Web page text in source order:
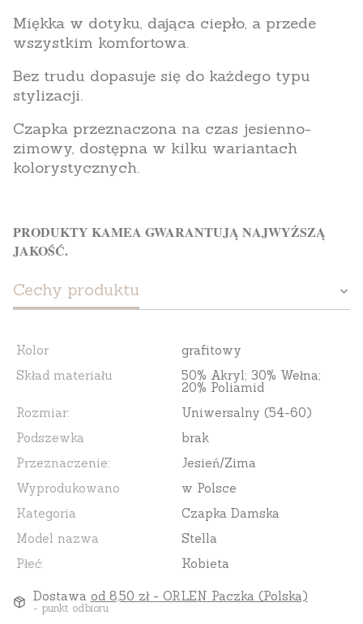
Miękka w dotyku, dająca ciepło, a przede
wszystkim komfortowa.
Bez trudu dopasuje się do każdego typu
stylizacji.
Czapka przeznaczona na czas jesienno-
zimowy, dostępna w kilku wariantach
kolorystycznych.
PRODUKTY KAMEA GWARANTUJĄ NAJWYŻSZĄ
JAKOŚĆ.
Cechy produktu
Kolor
grafitowy
Skład materiału
50% Akryl; 30% Wełna;
20% Poliamid
Rozmiar:
Uniwersalny (54-60)
Podszewka
brak
Przeznaczenie:
Jesień/Zima
Wyprodukowano
w Polsce
Kategoria
Czapka Damska
Model nazwa
Stella
Płeć:
Kobieta
Dostawa od 8,50 zł - ORLEN Paczka (Polska)
- punkt odbioru